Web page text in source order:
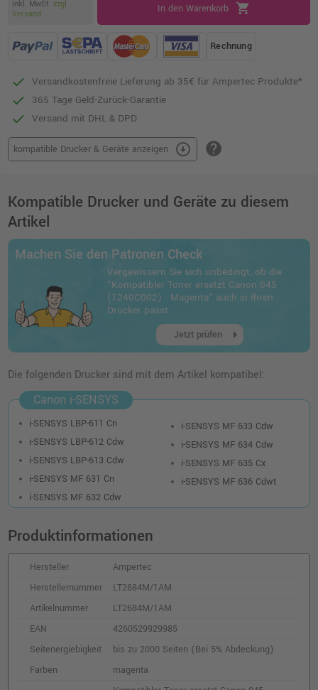
inkl. MwSt. zzgl.
Versand
In den Warenkorb shopping_cart
Rechnung
Versandkostenfreie Lieferung ab 35€ für Ampertec Produkte*
365 Tage Geld-Zurück-Garantie
Versand mit DHL & DPD
kompatible Drucker & Geräte anzeigen arrow_circle_down help
Kompatible Drucker und Geräte zu diesem
Artikel
Machen Sie den Patronen Check
Vergewissern Sie sich unbedingt, ob die
"Kompatibler Toner ersetzt Canon 045
(1240C002) · Magenta" auch in Ihren
Drucker passt.
Jetzt prüfen arrow_right
Die folgenden Drucker sind mit dem Artikel kompatibel:
Canon i-SENSYS
i-SENSYS LBP-611 Cn
i-SENSYS LBP-612 Cdw
i-SENSYS LBP-613 Cdw
i-SENSYS MF 631 Cn
i-SENSYS MF 632 Cdw
i-SENSYS MF 633 Cdw
i-SENSYS MF 634 Cdw
i-SENSYS MF 635 Cx
i-SENSYS MF 636 Cdwt
Produktinformationen
Hersteller
Ampertec
Herstellernummer
LT2684M/1AM
Artikelnummer
LT2684M/1AM
EAN
4260529929985
Seitenergiebigkeit
bis zu 2000 Seiten (Bei 5% Abdeckung)
Farben
magenta